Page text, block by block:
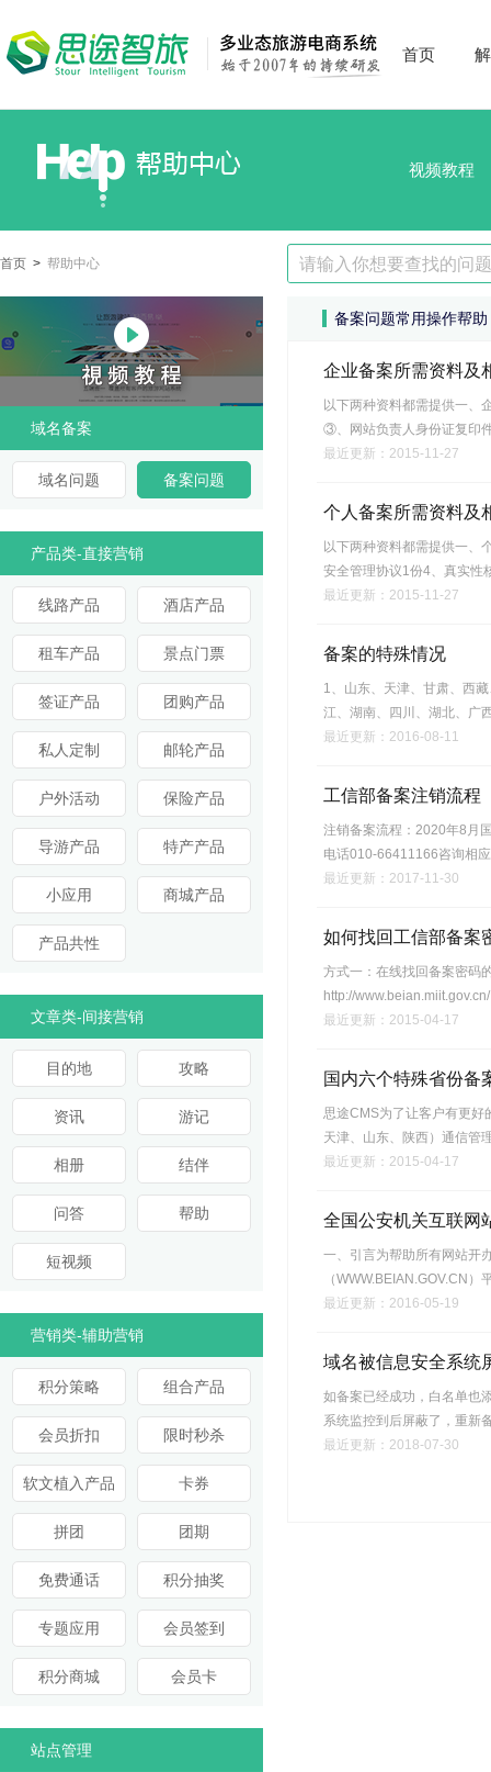
首页
视频教程
首页 > 帮助中心
域名备案
域名问题 备案问题
产品类-直接营销
线路产品 酒店产品
租车产品 景点门票
签证产品 团购产品
私人定制 邮轮产品
户外活动 保险产品
导游产品 特产产品
小应用 商城产品
产品共性
文章类-间接营销
目的地 攻略
资讯 游记
相册 结伴
问答 帮助
短视频
营销类-辅助营销
积分策略 组合产品
会员折扣 限时秒杀
软文植入产品 卡券
拼团 团期
免费通话 积分抽奖
专题应用 会员签到
积分商城 会员卡
站点管理
备案问题常用操作帮助
企业备案所需资料及
以下两种资料都需提供一
③、网站负责人身份证复印
最近更新：2015-11-27
个人备案所需资料及
以下两种资料都需提供一、
安全管理协议1份4、真实性
最近更新：2015-11-27
备案的特殊情况
1、山东、天津、甘肃、西
江、湖南、四川、湖北、广
最近更新：2016-08-11
工信部备案注销流程
注销备案流程：2020年8月
电话010-66411166咨询相
最近更新：2017-11-30
如何找回工信部备案
方式一：在线找回备案密码
http://
最近更新：2015-04-17
国内六个特殊省份备
思途CMS为了让客户有更好
天津、山东、陕西）通信管
最近更新：2015-04-17
全国公安机关互联网
一、引言为帮助所有网站开
（WWW.BEIAN.GOV.CN
最近更新：2016-05-19
域名被信息安全系统
如备案已经成功，白名单也
系统监控到后屏蔽了，重新
最近更新：2018-07-30